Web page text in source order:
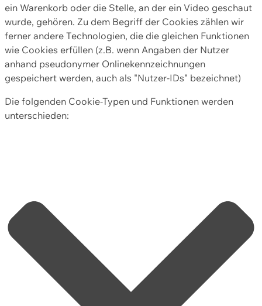
ein Warenkorb oder die Stelle, an der ein Video geschaut
wurde, gehören. Zu dem Begriff der Cookies zählen wir
ferner andere Technologien, die die gleichen Funktionen
wie Cookies erfüllen (z.B. wenn Angaben der Nutzer
anhand pseudonymer Onlinekennzeichnungen
gespeichert werden, auch als "Nutzer-IDs" bezeichnet)
Die folgenden Cookie-Typen und Funktionen werden
unterschieden: